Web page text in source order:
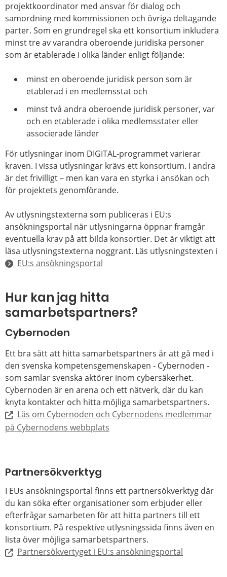
projektkoordinator med ansvar för dialog och
samordning med kommissionen och övriga deltagande
parter. Som en grundregel ska ett konsortium inkludera
minst tre av varandra oberoende juridiska personer
som är etablerade i olika länder enligt följande:
minst en oberoende juridisk person som är
etablerad i en medlemsstat och
minst två andra oberoende juridisk personer, var
och en etablerade i olika medlemsstater eller
associerade länder
För utlysningar inom DIGITAL-programmet varierar
kraven. I vissa utlysningar krävs ett konsortium. I andra
är det frivilligt – men kan vara en styrka i ansökan och
för projektets genomförande.
Av utlysningstexterna som publiceras i EU:s
ansökningsportal när utlysningarna öppnar framgår
eventuella krav på att bilda konsortier. Det är viktigt att
läsa utlysningstexterna noggrant. Läs utlysningstexten i
EU:s ansökningsportal
Hur kan jag hitta
samarbetspartners?
Cybernoden
Ett bra sätt att hitta samarbetspartners är att gå med i
den svenska kompetensgemenskapen - Cybernoden -
som samlar svenska aktörer inom cybersäkerhet.
Cybernoden är en arena och ett nätverk, där du kan
knyta kontakter och hitta möjliga samarbetspartners.
Läs om Cybernoden och Cybernodens medlemmar
på Cybernodens webbplats
Partnersökverktyg
I EUs ansökningsportal finns ett partnersökverktyg där
du kan söka efter organisationer som erbjuder eller
efterfrågar samarbeten för att hitta partners till ett
konsortium. På respektive utlysningssida finns även en
lista över möjliga samarbetspartners.
Partnersökvertyget i EU:s ansökningsportal